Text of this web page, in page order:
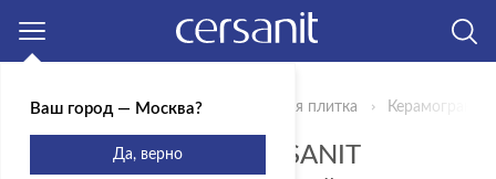
Главная Продукты Керамическая плитка
КЕРАМОГРАНИТ CERSANIT
Ваш город — Москва?
Да, верно